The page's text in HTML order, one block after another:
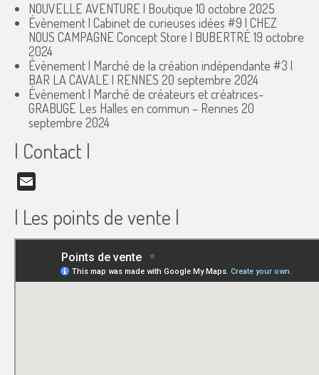
NOUVELLE AVENTURE | Boutique 10 octobre 2025
Évènement | Cabinet de curieuses idées #9 | CHEZ
NOUS CAMPAGNE Concept Store | BUBERTRÉ 19 octobre
2024
Évènement | Marché de la création indépendante #3 |
BAR LA CAVALE | RENNES 20 septembre 2024
Évènement | Marché de créateurs et créatrices-
GRABUGE Les Halles en commun – Rennes 20
septembre 2024
| Contact |
| Les points de vente |